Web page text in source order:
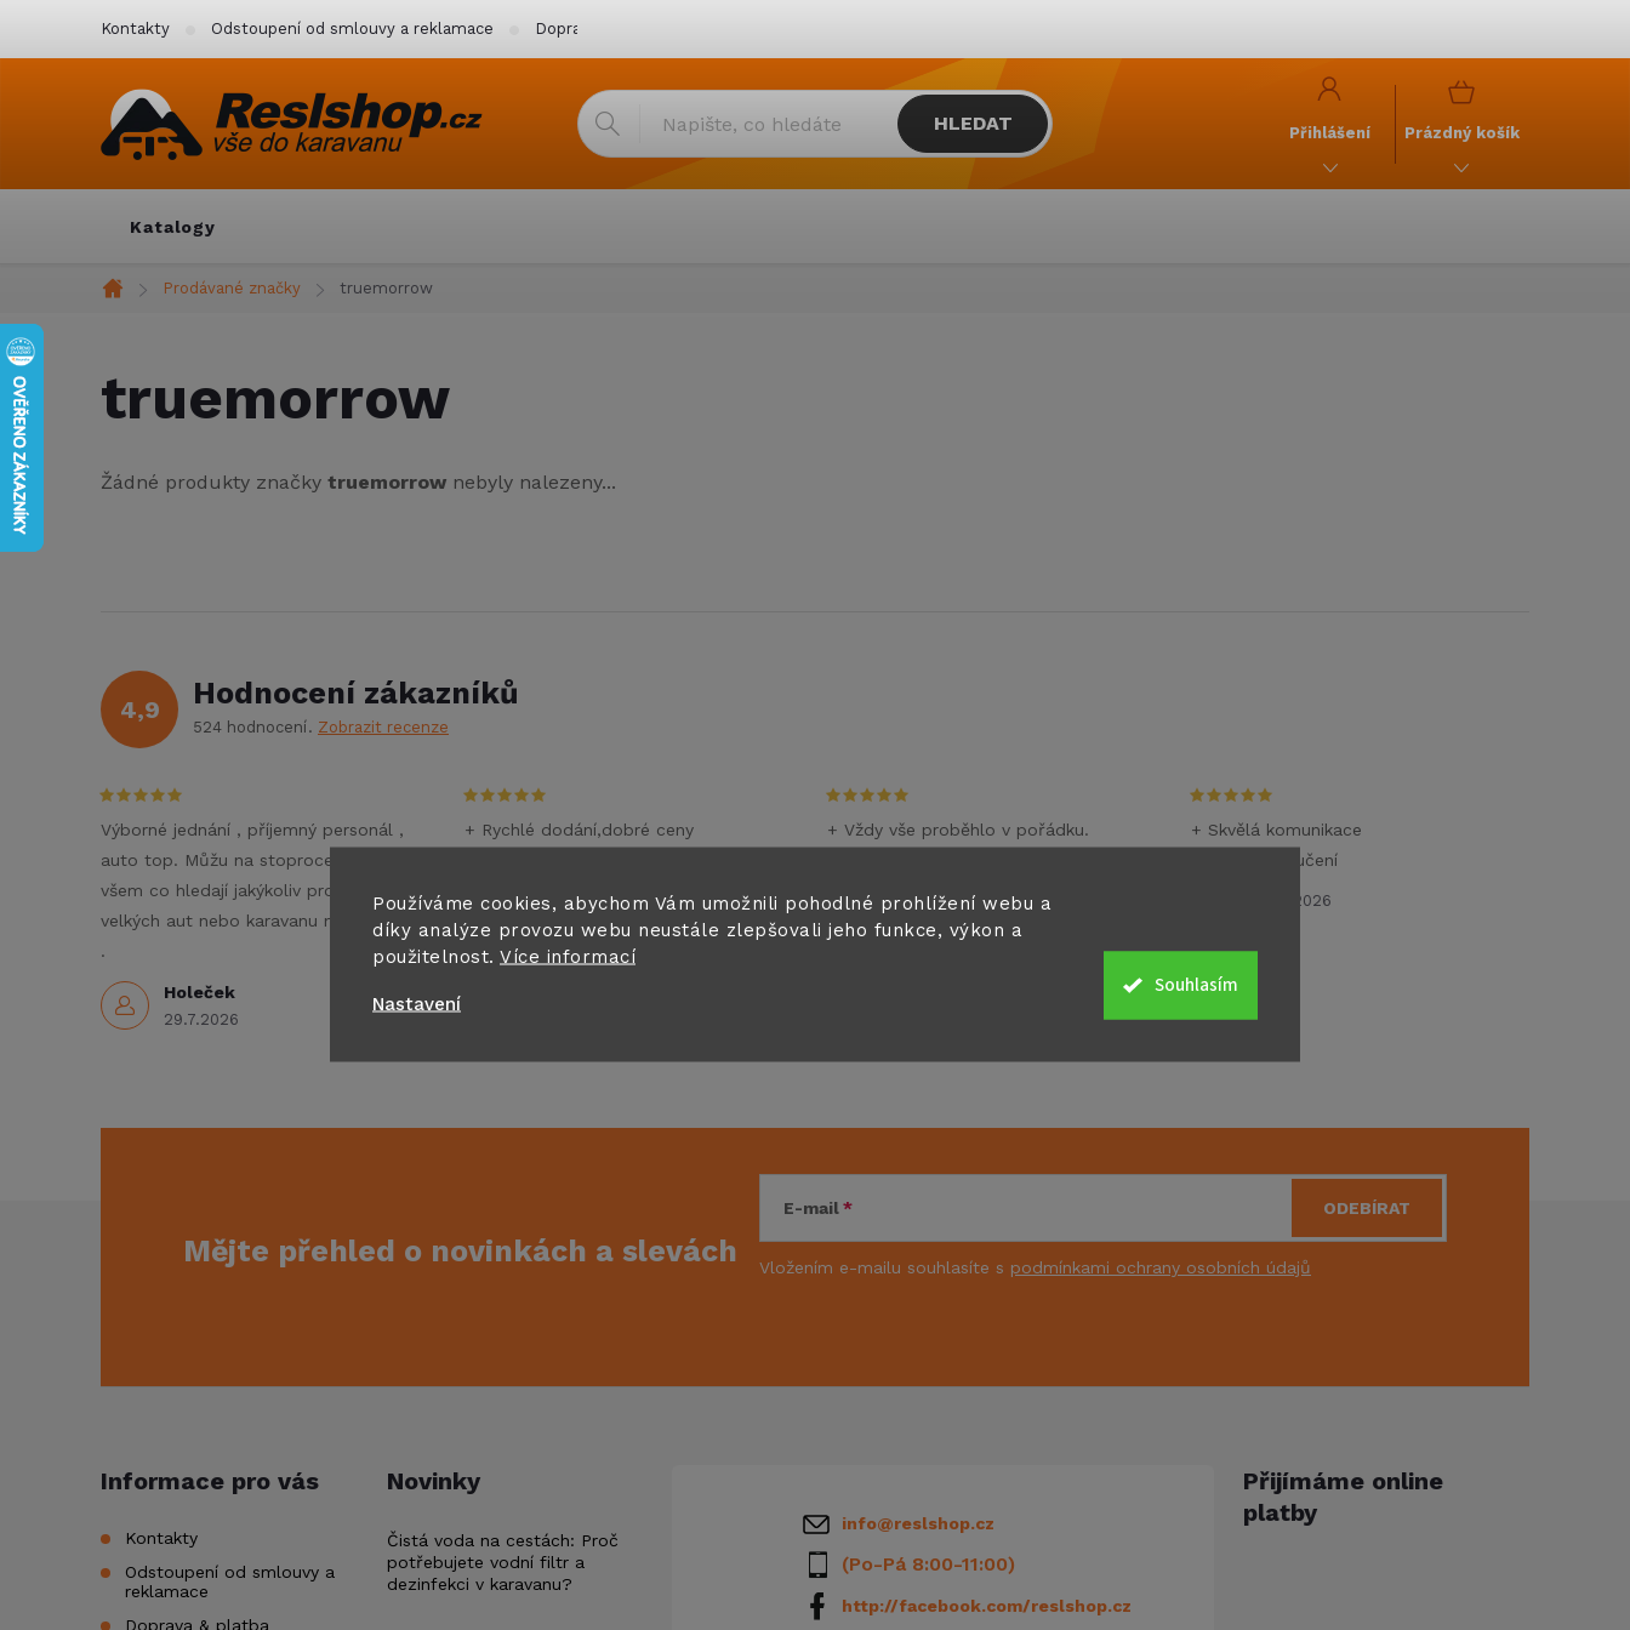
Používáme cookies, abychom Vám umožnili pohodlné prohlížení webu a
díky analýze provozu webu neustále zlepšovali jeho funkce, výkon a
použitelnost. Více informací
Nastavení
Souhlasím
Kontakty Odstoupení od smlouvy a reklamace Doprava & platba
HLEDAT Přihlášení
NÁKUPNÍ
Prázdný košík
Katalogy
Domů
Prodávané značky truemorrow
truemorrow
Žádné produkty značky truemorrow nebyly nalezeny...
4,9 Hodnocení zákazníků
524 hodnocení Zobrazit recenze
Holeček
29.7.2026
Výborné jednání , příjemný personál ,
auto top. Můžu na stoprocent doporučit
všem co hledají jakýkoliv pronájem
velkých aut nebo karavanu na dovolenou
.
30.6.2026
+ Rychlé dodání,dobré ceny
+ Vždy vše proběhlo v pořádku.
26.6.2026
+ Skvělá komunikace
+ Rychlé doručení
Mějte přehled o novinkách a slevách
E-mail
Vložením e-mailu souhlasíte s podmínkami ochrany osobních údajů
ODEBÍRAT
Informace pro vás
Kontakty
Odstoupení od smlouvy a
reklamace
Doprava & platba
Novinky
Čistá voda na cestách: Proč
potřebujete vodní filtr a
dezinfekci v karavanu?
info@reslshop.cz
(Po-Pá 8:00-11:00)
http://facebook.com/reslshop.cz
Přijímáme online
platby